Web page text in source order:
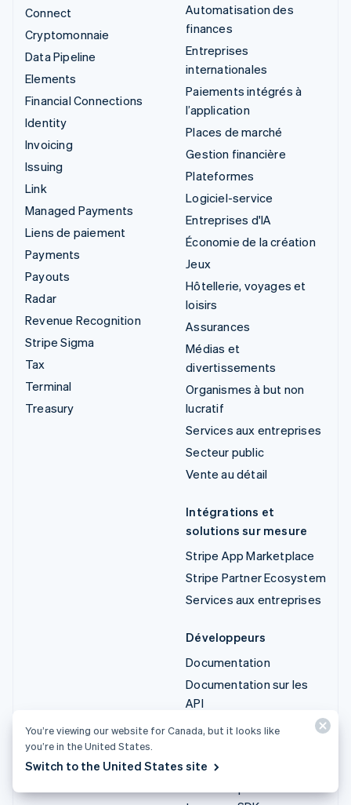
Connect
Cryptomonnaie
Data Pipeline
Elements
Financial Connections
Identity
Invoicing
Issuing
Link
Managed Payments
Liens de paiement
Payments
Payouts
Radar
Revenue Recognition
Stripe Sigma
Tax
Terminal
Treasury
Automatisation des
finances
Entreprises
internationales
Paiements intégrés à
l’application
Places de marché
Gestion financière
Plateformes
Logiciel-service
Entreprises d'IA
Économie de la création
Jeux
Hôtellerie, voyages et
loisirs
Assurances
Médias et
divertissements
Organismes à but non
lucratif
Services aux entreprises
Secteur public
Vente au détail
Intégrations et
solutions sur mesure
Stripe App Marketplace
Stripe Partner Ecosystem
Services aux entreprises
Développeurs
Documentation
Documentation sur les
API
État des API
des API
You’re viewing our website for Canada, but it looks like
you’re in the United States.
Switch to the United States site